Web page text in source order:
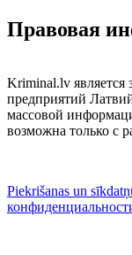
Правовая
Kriminal.lv является
предприятий
массовой
возможна только с
Piekrišanas un